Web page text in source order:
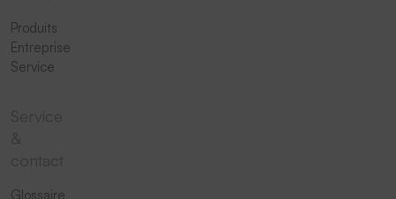
Produits
Entreprise
Service
Glossaire